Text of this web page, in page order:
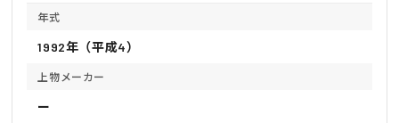
年式
1992年（平成4）
上物メーカー
ー